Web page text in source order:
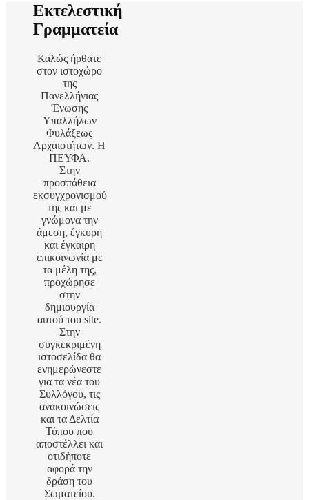
Εκτελεστική
Γραμματεία
Καλώς ήρθατε
στον ιστοχώρο
της
Πανελλήνιας
Ένωσης
Υπαλλήλων
Φυλάξεως
Αρχαιοτήτων. Η
ΠΕΥΦΑ.
Στην
προσπάθεια
εκσυγχρονισμού
της και με
γνώμονα την
άμεση, έγκυρη
και έγκαιρη
επικοινωνία με
τα μέλη της,
προχώρησε
στην
δημιουργία
αυτού του site.
Στην
συγκεκριμένη
ιστοσελίδα θα
ενημερώνεστε
για τα νέα του
Συλλόγου, τις
ανακοινώσεις
και τα Δελτία
Τύπου που
αποστέλλει και
οτιδήποτε
αφορά την
δράση του
Σωματείου.